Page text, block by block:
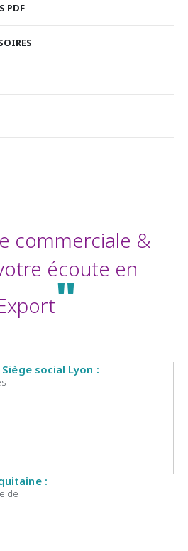
PDF
commerciale &
écoute en
"
social Lyon :
:
de